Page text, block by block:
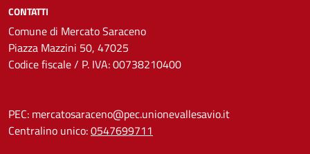
CONTATTI
Comune di Mercato Saraceno
Piazza Mazzini 50, 47025
Codice fiscale / P. IVA: 00738210400
PEC: mercatosaraceno@pec.unionevallesavio.it
Centralino unico:0547699711